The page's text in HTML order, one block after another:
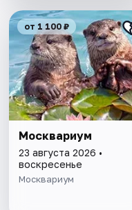
от 1 100 ₽
Москвариум
23 августа 2026 •
воскресенье
Москвариум